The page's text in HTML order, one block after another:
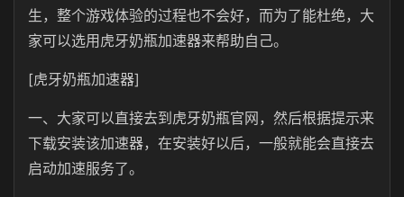
生，整个游戏体验的过程也不会好，而为了能杜绝，大
家可以选用虎牙奶瓶加速器来帮助自己。
[虎牙奶瓶加速器]
一、大家可以直接去到虎牙奶瓶官网，然后根据提示来
下载安装该加速器，在安装好以后，一般就能会直接去
启动加速服务了。